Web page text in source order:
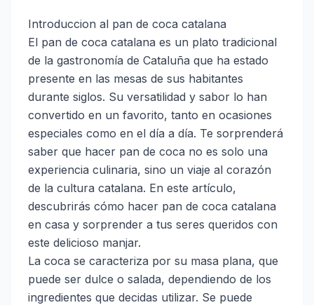
Introduccion al pan de coca catalana
El pan de coca catalana es un plato tradicional
de la gastronomía de Cataluña que ha estado
presente en las mesas de sus habitantes
durante siglos. Su versatilidad y sabor lo han
convertido en un favorito, tanto en ocasiones
especiales como en el día a día. Te sorprenderá
saber que hacer pan de coca no es solo una
experiencia culinaria, sino un viaje al corazón
de la cultura catalana. En este artículo,
descubrirás cómo hacer pan de coca catalana
en casa y sorprender a tus seres queridos con
este delicioso manjar.
La coca se caracteriza por su masa plana, que
puede ser dulce o salada, dependiendo de los
ingredientes que decidas utilizar. Se puede